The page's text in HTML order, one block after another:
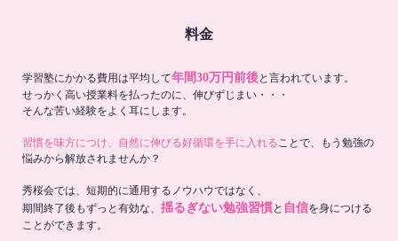
料金
学習塾にかかる費用は平均して年間30万円前後と言われています。
せっかく高い授業料を払ったのに、伸びずじまい・・・
そんな苦い経験をよく耳にします。
習慣を味方につけ、自然に伸びる好循環を手に入れる ことで、もう勉強の
悩みから解放されませんか？
秀桜会では、短期的に通用するノウハウではなく、
期間終了後もずっと有効な、 揺るぎない勉強習慣と 自信を身につける
ことができます。